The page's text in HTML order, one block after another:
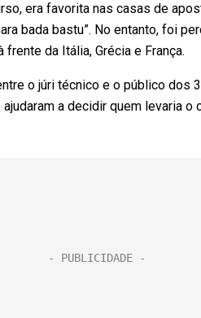
era favorita nas casas de
bada bastu”. No entanto, foi
da Itália, Grécia e França.
o júri técnico e o público dos
a decidir quem levaria